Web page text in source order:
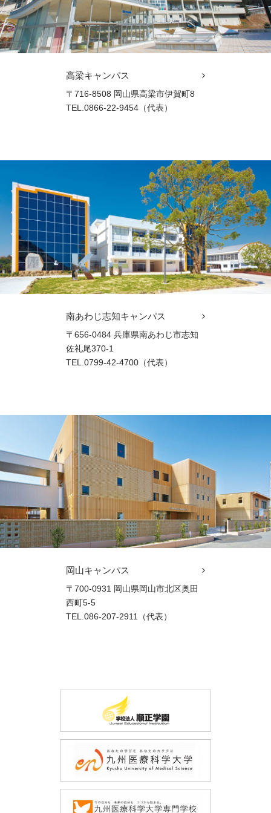
高梁キャンパス
〒716-8508 岡山県高梁市伊賀町8
TEL.0866-22-9454（代表）
南あわじ志知キャンパス
〒656-0484 兵庫県南あわじ市志知
佐礼尾370-1
TEL.0799-42-4700（代表）
岡山キャンパス
〒700-0931 岡山県岡山市北区奥田
西町5-5
TEL.086-207-2911（代表）